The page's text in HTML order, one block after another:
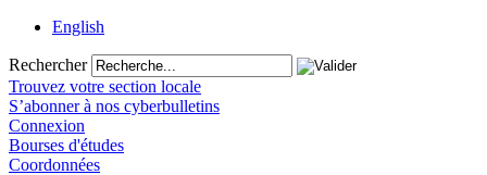
English
Rechercher
Trouvez votre section locale
S’abonner à nos cyberbulletins
Connexion
Bourses d'études
Coordonnées